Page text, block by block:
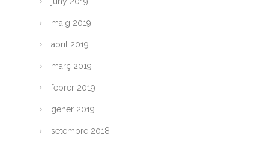
maig 2019
abril 2019
març 2019
febrer 2019
gener 2019
setembre 2018